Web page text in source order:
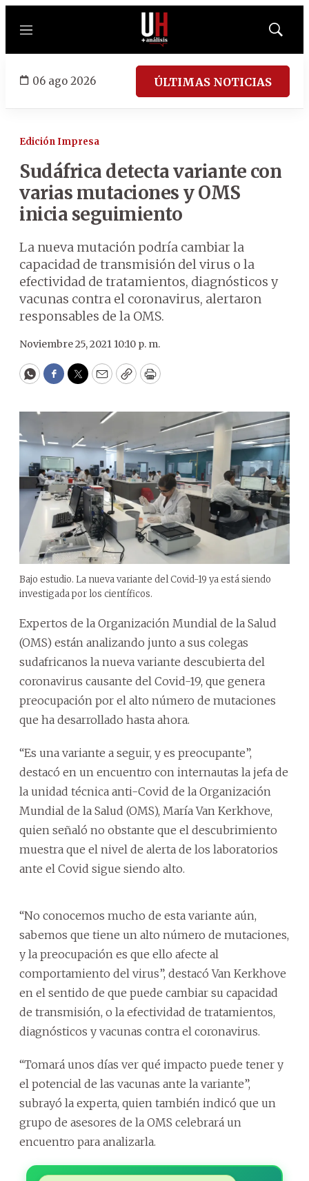
Menú
Mostrar
06 ago 2026 ÚLTIMAS NOTICIAS
Edición Impresa
Sudáfrica detecta variante con
varias mutaciones y OMS
inicia seguimiento
La nueva mutación podría cambiar la
capacidad de transmisión del virus o la
efectividad de tratamientos, diagnósticos y
vacunas contra el coronavirus, alertaron
responsables de la OMS.
Noviembre 25, 2021 10:10 p. m.
WhatsApp
Facebook
Twitter
EmailCopyPrint
Bajo estudio. La nueva variante del Covid-19 ya está siendo
investigada por los científicos.
Expertos de la Organización Mundial de la Salud
(OMS) están analizando junto a sus colegas
sudafricanos la nueva variante descubierta del
coronavirus causante del Covid-19, que genera
preocupación por el alto número de mutaciones
que ha desarrollado hasta ahora.
“Es una variante a seguir, y es preocupante”,
destacó en un encuentro con internautas la jefa de
la unidad técnica anti-Covid de la Organización
Mundial de la Salud (OMS), María Van Kerkhove,
quien señaló no obstante que el descubrimiento
muestra que el nivel de alerta de los laboratorios
ante el Covid sigue siendo alto.
“No conocemos mucho de esta variante aún,
sabemos que tiene un alto número de mutaciones,
y la preocupación es que ello afecte al
comportamiento del virus”, destacó Van Kerkhove
en el sentido de que puede cambiar su capacidad
de transmisión, o la efectividad de tratamientos,
diagnósticos y vacunas contra el coronavirus.
“Tomará unos días ver qué impacto puede tener y
el potencial de las vacunas ante la variante”,
subrayó la experta, quien también indicó que un
grupo de asesores de la OMS celebrará un
encuentro para analizarla.